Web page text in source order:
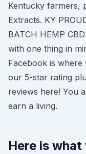
Kentucky farmers,
Extracts. KY
BATCH HEMP
with one thing in
Facebook is where
our 5-star rating
reviews here! You
earn a living.
Here is